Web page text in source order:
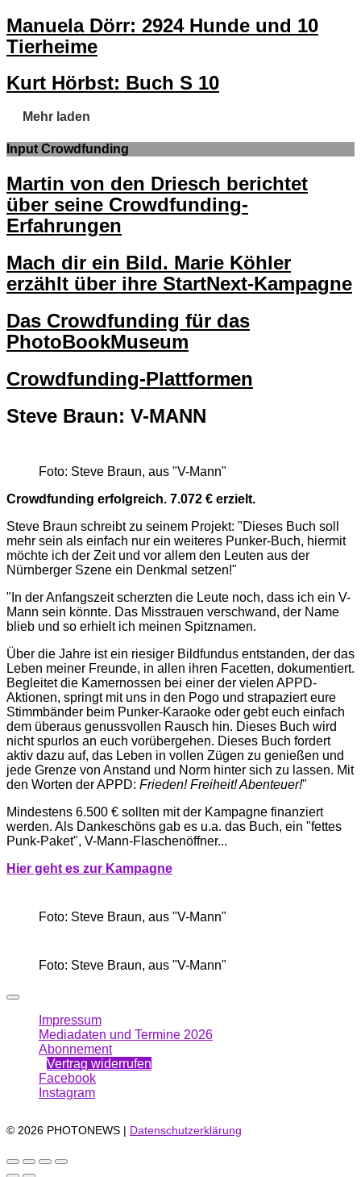
Manuela Dörr: 2924 Hunde und 10
Tierheime
Kurt Hörbst: Buch S 10
Mehr laden
Input Crowdfunding
Martin von den Driesch berichtet
über seine Crowdfunding-
Erfahrungen
Mach dir ein Bild. Marie Köhler
erzählt über ihre StartNext-Kampagne
Das Crowdfunding für das
PhotoBookMuseum
Crowdfunding-Plattformen
Steve Braun: V-MANN
Foto: Steve Braun, aus "V-Mann"
Crowdfunding erfolgreich. 7.072 € erzielt.
Steve Braun schreibt zu seinem Projekt: "Dieses Buch soll
mehr sein als einfach nur ein weiteres Punker-Buch, hiermit
möchte ich der Zeit und vor allem den Leuten aus der
Nürnberger Szene ein Denkmal setzen!"
"In der Anfangszeit scherzten die Leute noch, dass ich ein V-
Mann sein könnte. Das Misstrauen verschwand, der Name
blieb und so erhielt ich meinen Spitznamen.
Über die Jahre ist ein riesiger Bildfundus entstanden, der das
Leben meiner Freunde, in allen ihren Facetten, dokumentiert.
Begleitet die Kamernossen bei einer der vielen APPD-
Aktionen, springt mit uns in den Pogo und strapaziert eure
Stimmbänder beim Punker-Karaoke oder gebt euch einfach
dem überaus genussvollen Rausch hin. Dieses Buch wird
nicht spurlos an euch vorübergehen. Dieses Buch fordert
aktiv dazu auf, das Leben in vollen Zügen zu genießen und
jede Grenze von Anstand und Norm hinter sich zu lassen. Mit
den Worten der APPD: Frieden! Freiheit! Abenteuer!"
Mindestens 6.500 € sollten mit der Kampagne finanziert
werden. Als Dankeschöns gab es u.a. das Buch, ein "fettes
Punk-Paket", V-Mann-Flaschenöffner...
Hier geht es zur Kampagne
Foto: Steve Braun, aus "V-Mann"
Foto: Steve Braun, aus "V-Mann"
Impressum
Mediadaten und Termine 2026
Abonnement
Vertrag widerrufen
Facebook
Instagram
© 2026 PHOTONEWS | Datenschutzerklärung